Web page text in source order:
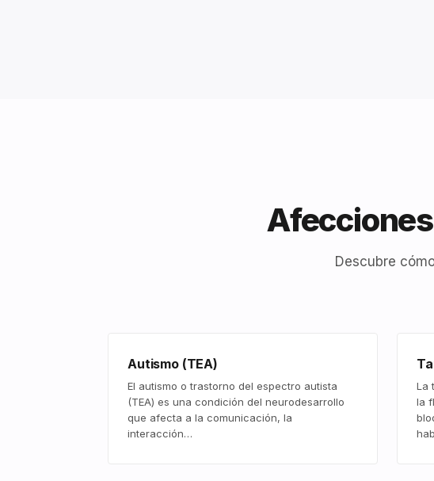
Descubre
Autismo (TEA)
El autismo o trastorno del espectro autista
(TEA) es una condición del neurodesarrollo
que afecta a la comunicación, la
interacción…
La
la